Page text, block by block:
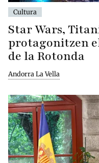
Cultura
Star Wars,
protagonitzen
de la Rotonda
Andorra La Vella